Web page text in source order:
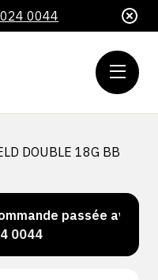
0044
DOUBLE 18G BB
passée avant 15